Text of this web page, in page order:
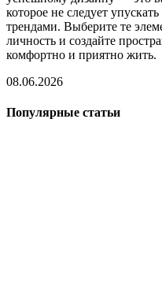
которое не следует
трендами. Выберите те
личность и создайте
комфортно и приятно жить.
08.06.2026
Популярные статьи